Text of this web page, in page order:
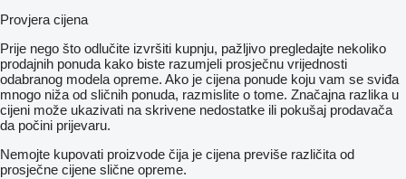
Provjera cijena
Prije nego što odlučite izvršiti kupnju, pažljivo pregledajte nekoliko
prodajnih ponuda kako biste razumjeli prosječnu vrijednosti
odabranog modela opreme. Ako je cijena ponude koju vam se sviđa
mnogo niža od sličnih ponuda, razmislite o tome. Značajna razlika u
cijeni može ukazivati ​​na skrivene nedostatke ili pokušaj prodavača
da počini prijevaru.
Nemojte kupovati proizvode čija je cijena previše različita od
prosječne cijene slične opreme.